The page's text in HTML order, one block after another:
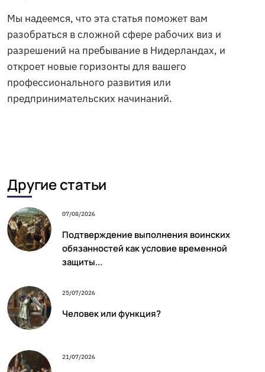
Мы надеемся, что эта статья поможет вам
разобраться в сложной сфере рабочих виз и
разрешений на пребывание в Нидерландах, и
откроет новые горизонты для вашего
профессионального развития или
предпринимательских начинаний.
Другие статьи
07/08/2026
Подтверждение выполнения воинских
обязанностей как условие временной
защиты...
25/07/2026
Человек или функция?
21/07/2026